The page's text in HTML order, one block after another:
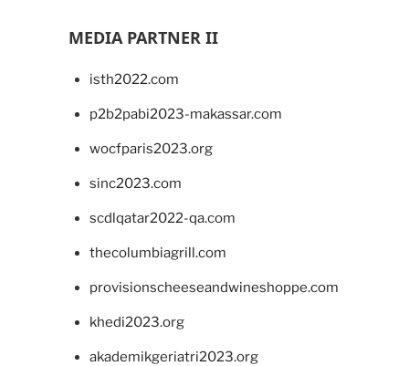
MEDIA PARTNER II
isth2022.com
p2b2pabi2023-makassar.com
wocfparis2023.org
sinc2023.com
scdlqatar2022-qa.com
thecolumbiagrill.com
provisionscheeseandwineshoppe.com
khedi2023.org
akademikgeriatri2023.org